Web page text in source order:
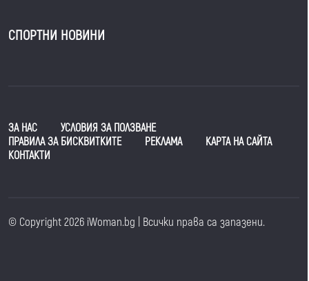
СПОРТНИ НОВИНИ
ЗА НАС
УСЛОВИЯ ЗА ПОЛЗВАНЕ
ПРАВИЛА ЗА БИСКВИТКИТЕ
РЕКЛАМА
КАРТА НА САЙТА
КОНТАКТИ
© Copyright 2026 iWoman.bg | Всички права са запазени.